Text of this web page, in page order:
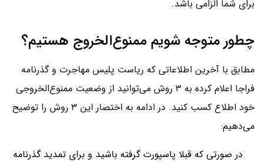
برای شما الزامی باشد.
چطور متوجه شویم ممنوع‌الخروج هستیم؟
مطابق با آخرین اطلاعاتی که ریاست پلیس مهاجرت و گذرنامه
فراجا اعلام کرده به ۳ روش می‌توانید از وضعیت ممنوع‌الخروجی
خود اطلاع کسب کنید. در ادامه به اختصار این ۳ روش را توضیح
می‌دهیم:
در صورتی که قبلا پاسپورت گرفته باشید و برای تمدید گذرنامه